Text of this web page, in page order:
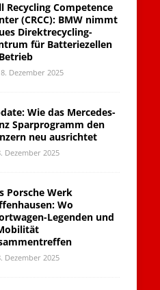
Recycling Competence
(CRCC): BMW nimmt
Direktrecycling-
für Batteriezellen
Dezember 2025
Wie das Mercedes-
Sparprogramm den
neu ausrichtet
Dezember 2025
Porsche Werk
Wo
Legenden und
Dezember 2025